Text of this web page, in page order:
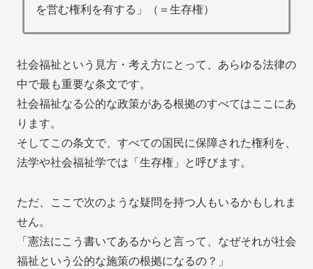
を営む権利を有する」（＝生存権）
社会福祉という見方・考え方にとって、あらゆる法律の
中で最も重要な条文です。
社会福祉なる公的な政策がある根拠のすべてはここにあ
ります。
そしてこの条文で、すべての国民に保障された権利を、
法学や社会福祉学では「生存権」と呼びます。
ただ、ここで次のような疑問を持つ人もいるかもしれま
せん。
「憲法にこう書いてあるからと言って、なぜそれが社会
福祉という公的な施策の根拠になるの？」